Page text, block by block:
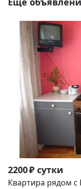
Item
1
2200 ₽ сутки
Квартира рядом